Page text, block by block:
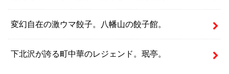
変幻自在の激ウマ餃子。八幡山の餃子館。
下北沢が誇る町中華のレジェンド。珉亭。